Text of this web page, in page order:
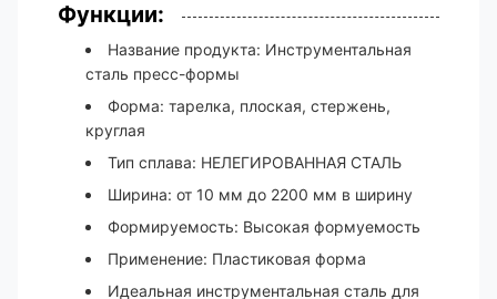
Функции:
Название продукта: Инструментальная
сталь пресс-формы
Форма: тарелка, плоская, стержень,
круглая
Тип сплава: НЕЛЕГИРОВАННАЯ СТАЛЬ
Ширина: от 10 мм до 2200 мм в ширину
Формируемость: Высокая формуемость
Применение: Пластиковая форма
Идеальная инструментальная сталь для